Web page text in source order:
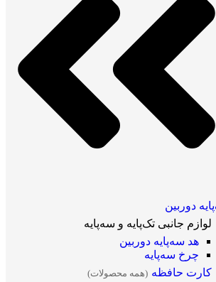
دوربین
لوازم جانبی تک‌پایه و سه‌پایه
هد سه‌پایه دوربین
چرخ سه‌پایه
کارت حافظه (همه محصولات)